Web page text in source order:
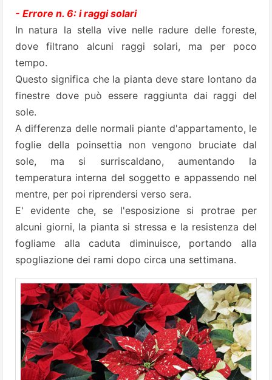
- Errore n. 6: i raggi solari
In natura la stella vive nelle radure delle foreste,
dove filtrano alcuni raggi solari, ma per poco
tempo.
Questo significa che la pianta deve stare lontano da
finestre dove può essere raggiunta dai raggi del
sole.
A differenza delle normali piante d'appartamento, le
foglie della poinsettia non vengono bruciate dal
sole, ma si surriscaldano, aumentando la
temperatura interna del soggetto e appassendo nel
mentre, per poi riprendersi verso sera.
E' evidente che, se l'esposizione si protrae per
alcuni giorni, la pianta si stressa e la resistenza del
fogliame alla caduta diminuisce, portando alla
spogliazione dei rami dopo circa una settimana.